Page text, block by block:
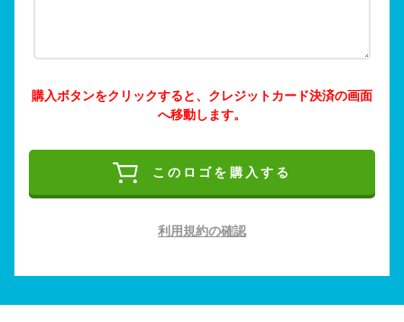
購入ボタンをクリックすると、クレジットカード決済の画面
へ移動します。
このロゴを購入する
利用規約の確認